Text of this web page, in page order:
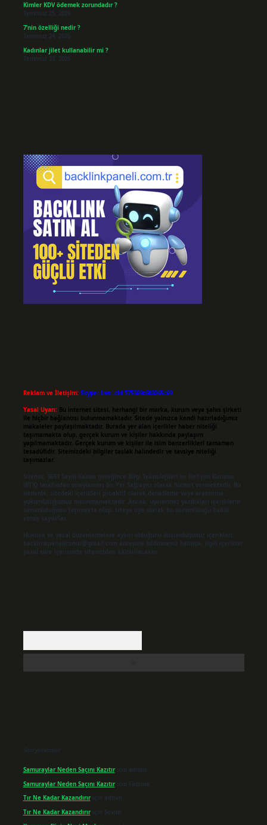
Kimler KDV ödemek zorundadır ?
Temmuz 25, 2026
7’nin özelliği nedir ?
Temmuz 24, 2026
Kadınlar jilet kullanabilir mi ?
Temmuz 23, 2026
Reklam ve İletişim: Skype: live:.cid.575569c608265c69
Yasal Uyarı: Bu internet sitesi, herhangi bir marka, kurum veya şahıs şirketi
ile hiçbir bağlantısı bulunmamaktadır. Sitede yalnızca kendi hazırladığımız
makaleler paylaşılmaktadır. Burada yer alan içerikler haber niteliği
taşımamakta olup, gerçek kurum ve kişiler hakkında paylaşım
yapılmamaktadır. Gerçek kurum ve kişiler ile isim benzerlikleri tamamen
tesadüfidir. Sitemizdeki bilgiler taslak halindedir ve tavsiye niteliği
taşımazlar.
Sitemiz, 5651 Sayılı Kanun gereğince Bilgi Teknolojileri ve İletişim Kurumu
(BTK) tarafından onaylanmış bir Yer Sağlayıcı olarak hizmet vermektedir. Bu
nedenle, sitedeki içerikleri proaktif olarak denetleme veya araştırma
yükümlülüğümüz bulunmamaktadır. Ancak, üyelerimiz yazdıkları içeriklerin
sorumluluğunu taşımakta olup, siteye üye olarak bu sorumluluğu kabul
etmiş sayılırlar.
Hukuka ve yasal düzenlemelere aykırı olduğunu düşündüğünüz içerikleri,
backlinkpanelicomtr@gmail.com
adresine bildirmeniz halinde, ilgili içerikler
yasal süre içerisinde sitemizden kaldırılacaktır.
Son yorumlar
Samuraylar Neden Saçını Kazıtıriçin admin
Samuraylar Neden Saçını Kazıtıriçin Fadime
Tır Ne Kadar Kazandırıriçin admin
Tır Ne Kadar Kazandırıriçin Sevim